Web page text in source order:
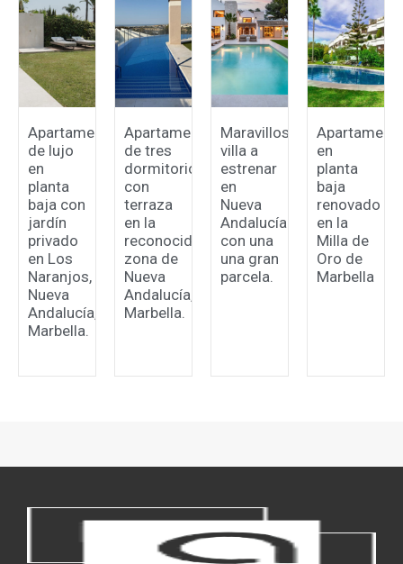
Apartamento
de lujo
en
planta
baja con
jardín
privado
en Los
Naranjos,
Nueva
Andalucía,
Marbella.
Apartamento
de tres
dormitorios
con
terraza
en la
reconocida
zona de
Nueva
Andalucía,
Marbella.
Maravillosa
villa a
estrenar
en
Nueva
Andalucía
con una
una gran
parcela.
en
planta
baja
renovado
en la
Milla de
Oro de
Marbella